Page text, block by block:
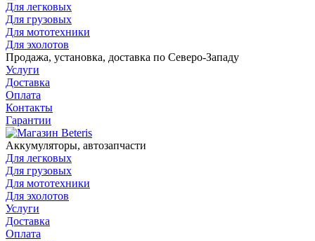
Для легковых
Для грузовых
Для мототехники
Для эхолотов
Продажа, установка, доставка по Северо-Западу
Услуги
Доставка
Оплата
Контакты
Гарантии
Аккумуляторы, автозапчасти
Для легковых
Для грузовых
Для мототехники
Для эхолотов
Услуги
Доставка
Оплата